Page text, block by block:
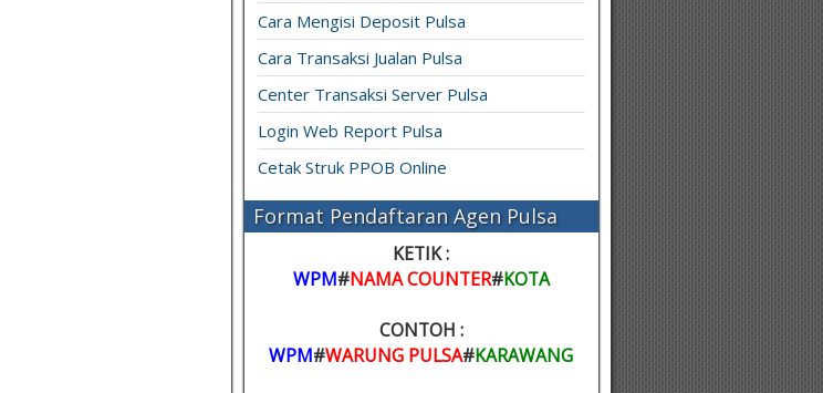
Cara Mengisi Deposit Pulsa
Cara Transaksi Jualan Pulsa
Center Transaksi Server Pulsa
Login Web Report Pulsa
Cetak Struk PPOB Online
Format Pendaftaran Agen Pulsa
KETIK :
WPM#NAMA COUNTER#KOTA
CONTOH :
WPM#WARUNG PULSA#KARAWANG